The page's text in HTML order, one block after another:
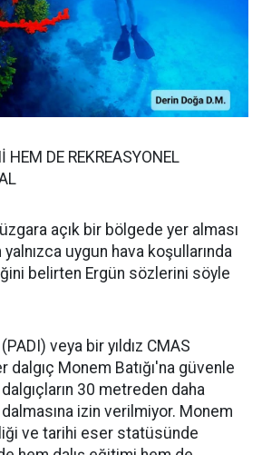
HEM DE REKREASYONEL
açık bir bölgede yer alması
yalnızca uygun hava koşullarında
belirten Ergün sözlerini söyle
veya bir yıldız CMAS
dalgıç Monem Batığı'na güvenle
30 metreden daha
izin verilmiyor. Monem
ve tarihi eser statüsünde